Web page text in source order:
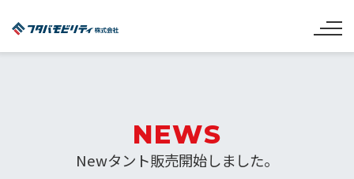
NEWS
Newタント販売開始しました。